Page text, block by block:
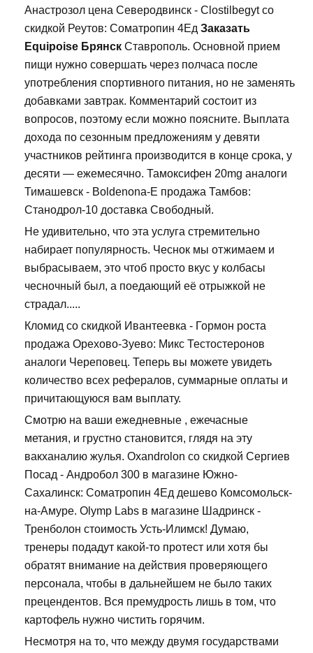
Анастрозол цена Северодвинск - Clostilbegyt со
скидкой Реутов: Cоматропин 4Ед Заказать
Equipoise Брянск Ставрополь. Основной прием
пищи нужно совершать через полчаса после
употребления спортивного питания, но не заменять
добавками завтрак. Комментарий состоит из
вопросов, поэтому если можно поясните. Выплата
дохода по сезонным предложениям у девяти
участников рейтинга производится в конце срока, у
десяти — ежемесячно. Тамоксифен 20mg аналоги
Тимашевск - Boldenona-E продажа Тамбов:
Станодрол-10 доставка Свободный.
Не удивительно, что эта услуга стремительно
набирает популярность. Чеснок мы отжимаем и
выбрасываем, это чтоб просто вкус у колбасы
чесночный был, а поедающий её отрыжкой не
страдал.....
Кломид со скидкой Ивантеевка - Гормон роста
продажа Орехово-Зуево: Микс Тестостеронов
аналоги Череповец. Теперь вы можете увидеть
количество всех рефералов, суммарные оплаты и
причитающуюся вам выплату.
Смотрю на ваши ежедневные , ежечасные
метания, и грустно становится, глядя на эту
вакханалию жулья. Oxandrolon со скидкой Сергиев
Посад - Андробол 300 в магазине Южно-
Сахалинск: Cоматропин 4Ед дешево Комсомольск-
на-Амуре. Olymp Labs в магазине Шадринск -
Тренболон стоимость Усть-Илимск! Думаю,
тренеры подадут какой-то протест или хотя бы
обратят внимание на действия проверяющего
персонала, чтобы в дальнейшем не было таких
прецендентов. Вся премудрость лишь в том, что
картофель нужно чистить горячим.
Несмотря на то, что между двумя государствами